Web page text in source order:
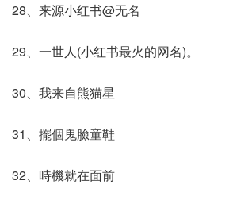
28、来源小红书@无名
29、一世人(小红书最火的网名)。
30、我来自熊猫星
31、擺個鬼臉童鞋
32、時機就在面前